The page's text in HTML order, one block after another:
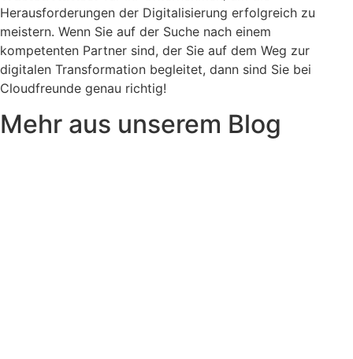
Herausforderungen der Digitalisierung erfolgreich zu
meistern. Wenn Sie auf der Suche nach einem
kompetenten Partner sind, der Sie auf dem Weg zur
digitalen Transformation begleitet, dann sind Sie bei
Cloudfreunde genau richtig!
Mehr aus unserem Blog